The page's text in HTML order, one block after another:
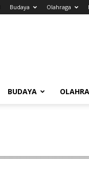
Budaya Olahraga
BUDAYA